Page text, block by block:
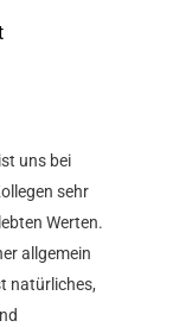
uns bei
sehr
Werten.
allgemein
natürliches,